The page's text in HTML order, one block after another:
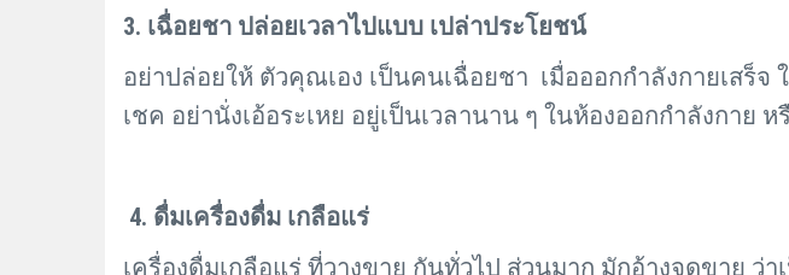
3. เฉื่อยชา ปล่อยเวลาไปแบบ เปล่าประโยชน์
อย่าปล่อยให้ ตัวคุณเอง เป็นคนเฉื่อยชา เมื่อออกกำลังกายเสร็จ
เชค อย่านั่งเอ้อระเหย อยู่เป็นเวลานาน ๆ ในห้องออกกำลังกาย
4. ดื่มเครื่องดื่ม เกลือแร่
เครื่องดื่มเกลือแร่ ที่วางขาย กันทั่วไป ส่วนมาก มักอ้างจุดขาย ว่